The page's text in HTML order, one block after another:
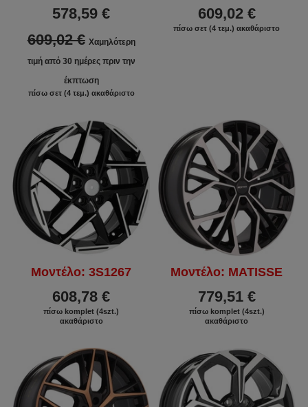
609,02 € Χαμηλότερη
τιμή από 30 ημέρες πριν την
έκπτωση
578,59 €
πίσω σετ (4 τεμ.) ακαθάριστο
609,02 €
πίσω σετ (4 τεμ.) ακαθάριστο
Μοντέλο: 3S1267
608,78 €
πίσω komplet (4szt.)
ακαθάριστο
Μοντέλο: MATISSE
779,51 €
πίσω komplet (4szt.)
ακαθάριστο